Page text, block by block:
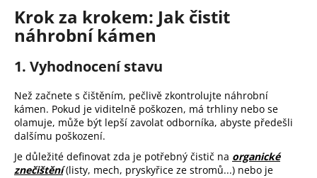
Krok za krokem: Jak čistit
náhrobní kámen
1. Vyhodnocení stavu
Než začnete s čištěním, pečlivě zkontrolujte náhrobní
kámen. Pokud je viditelně poškozen, má trhliny nebo se
olamuje, může být lepší zavolat odborníka, abyste předešli
dalšímu poškození.
Je důležité definovat zda je potřebný čistič na organické
znečištění(listy, mech, pryskyřice ze stromů...) nebo je
e
m